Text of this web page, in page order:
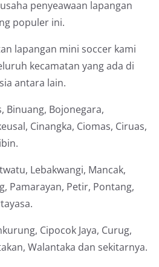
penyeawaan lapangan
populer ini.
lapangan mini soccer kami
kecamatan yang ada di
antara lain.
Binuang, Bojonegara,
Cinangka, Ciomas, Ciruas,
Lebakwangi, Mancak,
Pamarayan, Petir, Pontang,
Cipocok Jaya, Curug,
Walantaka dan sekitarnya.